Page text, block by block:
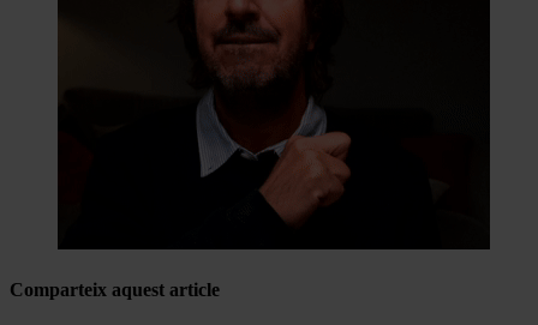
Comparteix aquest article